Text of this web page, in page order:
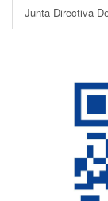
Junta Directiva